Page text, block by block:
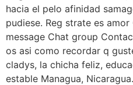
hacia el pelo afinidad
pudiese. Reg strate es
message Chat group
os asi como recordar q
cladys, la chicha feliz,
estable Managua,